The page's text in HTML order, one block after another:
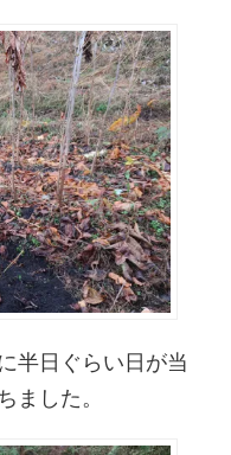
半日ぐらい日が当
ました。